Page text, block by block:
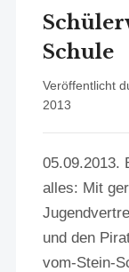
Schule
Veröffentlicht
2013
05.09.2013.
alles: Mit
und den
vom-Stein-